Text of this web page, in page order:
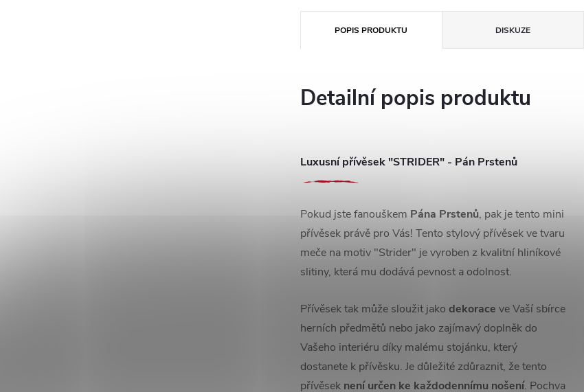
POPIS PRODUKTU DISKUZE
Detailní popis produktu
Luxusní přívěsek "STRIDER" - Pán Prstenů
Pokud jste fanouškem Pána Prstenů, pak je tento mini
přívěsek právě pro Vás! Tento stylový přívěsek ve tvaru
meče na motiv "Strider" je vyroben z kvalitní hliníkové
slitiny, která mu dodává pevnost a odolnost.
Přívěsek tak může sloužit jako dekorace ve Vaší sbírce
herních předmětů nebo jako zajímavý doplněk do
Vašeho interiéru díky malému stojánku, který
dostanete k přívěsku. Je důležité zdůraznit, že tento
přívěsek není určen ke každodennímu nošení. Pochva